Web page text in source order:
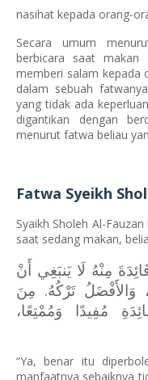
nasihat kepada orang-
Secara umum
berbicara saat makan
memberi salam kepada
dalam sebuah
yang tidak ada
digantikan dengan
menurut fatwa beliau
Fatwa Syeikh
Syaikh Sholeh Al-
saat sedang makan,
مِنْهُ لَا يَنبَغِي أَنْ
وَالأَفْضَلُ تَرْكُهُ. مِنَ
مُفِيدًا وَمُمْتِعًا،
“Ya, benar itu
manfaatnya sebaiknya